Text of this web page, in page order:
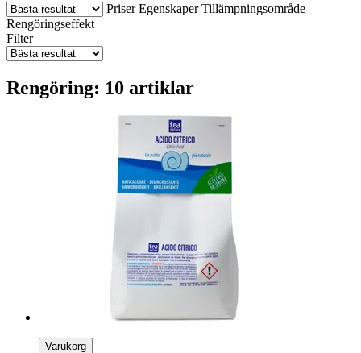
Priser Egenskaper Tillämpningsområde
Rengöringseffekt
Filter
Rengöring: 10 artiklar
Varukorg